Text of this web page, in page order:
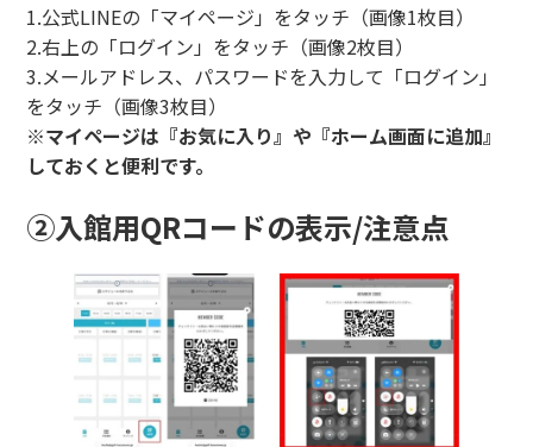
1.公式LINEの「マイページ」をタッチ（画像1枚目）
2.右上の「ログイン」をタッチ（画像2枚目）
3.メールアドレス、パスワードを入力して「ログイン」
をタッチ（画像3枚目）
※マイページは『お気に入り』や『ホーム画面に追加』
しておくと便利です。
②入館用QRコードの表示/注意点